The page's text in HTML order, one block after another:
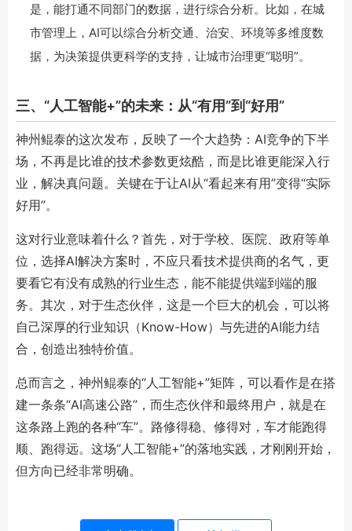
是，能打通不同部门的数据，进行综合分析。比如，在城
市管理上，AI可以综合分析交通、治安、环境等多维度数
据，为决策提供更科学的支持，让城市治理更“聪明”。
三、“人工智能+”的未来：从“有用”到“好用”
神州鲲泰的这次发布，反映了一个大趋势：AI竞争的下半
场，不再是比谁的技术参数更炫酷，而是比谁更能深入行
业，解决真问题。关键在于让AI从“看起来有用”变得“实际
好用”。
这对行业意味着什么？首先，对于学校、医院、政府等单
位，选择AI解决方案时，不应只看技术提供商的名气，更
要看它有没有成熟的行业生态，能不能提供端到端的服
务。其次，对于生态伙伴，这是一个巨大的机会，可以将
自己深厚的行业知识（Know-How）与先进的AI能力结
合，创造出独特价值。
总而言之，神州鲲泰的“人工智能+”矩阵，可以看作是在搭
建一条条“AI高速公路”，而生态伙伴和最终用户，就是在
这条路上跑的各种“车”。路修得稳、修得对，车才能跑得
顺、跑得远。这场“人工智能+”的落地实践，才刚刚开始，
但方向已经非常明确。